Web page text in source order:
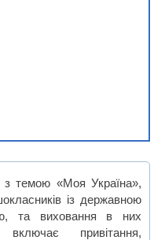
з темою «Моя Україна»,
із державною
та виховання в них
привітання,